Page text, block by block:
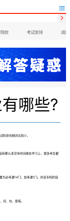

院校 考试安排 成绩

哪些?
目也相对比较少。
那么多空余时间放在学习上，很多考生都
必考课14门，加考课1门。并且专科阶段
词、句、章等。